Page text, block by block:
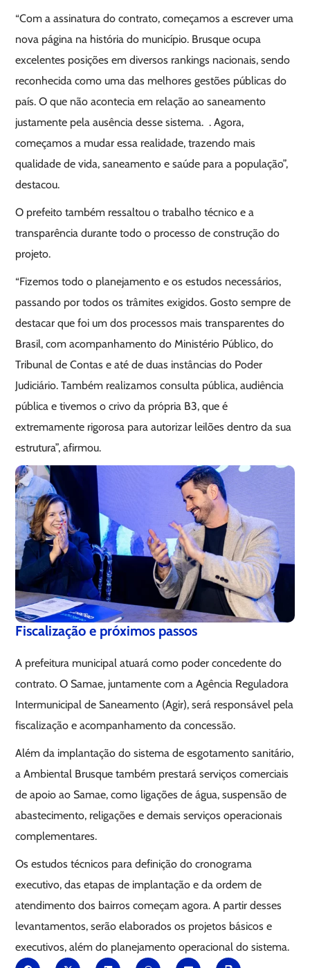
“Com a assinatura do contrato, começamos a escrever uma
nova página na história do município. Brusque ocupa
excelentes posições em diversos rankings nacionais, sendo
reconhecida como uma das melhores gestões públicas do
país. O que não acontecia em relação ao saneamento
justamente pela ausência desse sistema. . Agora,
começamos a mudar essa realidade, trazendo mais
qualidade de vida, saneamento e saúde para a população”,
destacou.
O prefeito também ressaltou o trabalho técnico e a
transparência durante todo o processo de construção do
projeto.
“Fizemos todo o planejamento e os estudos necessários,
passando por todos os trâmites exigidos. Gosto sempre de
destacar que foi um dos processos mais transparentes do
Brasil, com acompanhamento do Ministério Público, do
Tribunal de Contas e até de duas instâncias do Poder
Judiciário. Também realizamos consulta pública, audiência
pública e tivemos o crivo da própria B3, que é
extremamente rigorosa para autorizar leilões dentro da sua
estrutura”, afirmou.
Fiscalização e próximos passos
A prefeitura municipal atuará como poder concedente do
contrato. O Samae, juntamente com a Agência Reguladora
Intermunicipal de Saneamento (Agir), será responsável pela
fiscalização e acompanhamento da concessão.
Além da implantação do sistema de esgotamento sanitário,
a Ambiental Brusque também prestará serviços comerciais
de apoio ao Samae, como ligações de água, suspensão de
abastecimento, religações e demais serviços operacionais
complementares.
Os estudos técnicos para definição do cronograma
executivo, das etapas de implantação e da ordem de
atendimento dos bairros começam agora. A partir desses
levantamentos, serão elaborados os projetos básicos e
executivos, além do planejamento operacional do sistema.